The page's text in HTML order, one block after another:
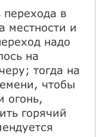
перехода в
местности и
надо
на
тогда на
чтобы
огонь,
горячий